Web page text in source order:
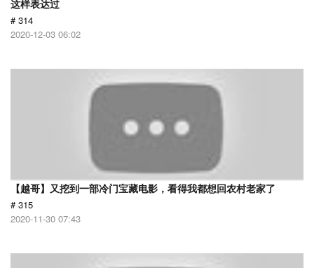
这样表达过
# 314
2020-12-03 06:02
【越哥】又挖到一部冷门宝藏电影，看得我都想回农村老家了
# 315
2020-11-30 07:43